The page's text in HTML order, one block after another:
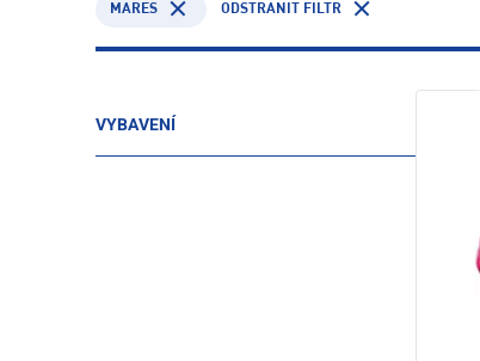
MARES ODSTRANIT FILTR
VYBAVENÍ